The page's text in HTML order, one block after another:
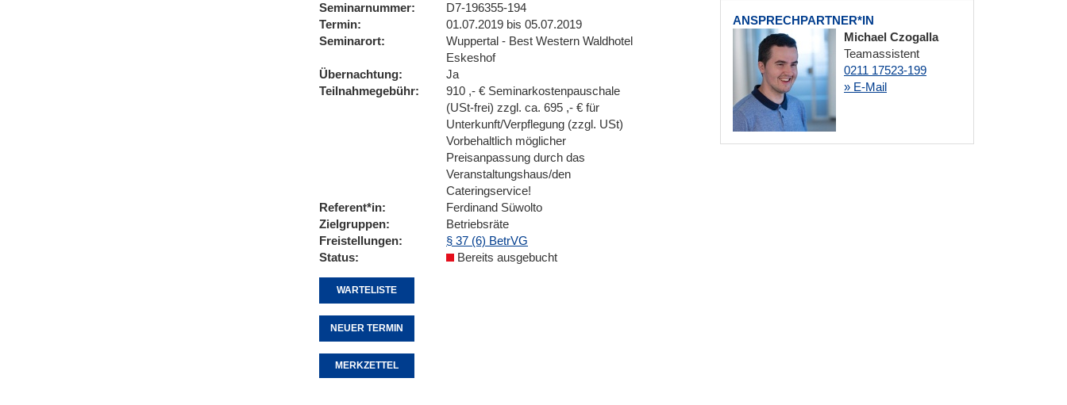
ANSPRECHPARTNER*IN
Michael Czogalla
Teamassistent
0211 17523-199
» E-Mail
Seminarnummer
D7-196355-194
Termin
01.07.2019 bis 05.07.2019
Seminarort
Wuppertal - Best Western Waldhotel
Eskeshof
Übernachtung
Ja
Teilnahmegebühr
910 ,- € Seminarkostenpauschale
(USt-frei) zzgl. ca. 695 ,- € für
Unterkunft/Verpflegung (zzgl. USt)
Vorbehaltlich möglicher
Preisanpassung durch das
Veranstaltungshaus/den
Cateringservice!
Referent*in
Ferdinand Süwolto
Zielgruppen
Betriebsräte
Freistellungen
§ 37 (6) BetrVG
Status
Bereits ausgebucht
WARTELISTE
NEUER TERMIN
MERKZETTEL